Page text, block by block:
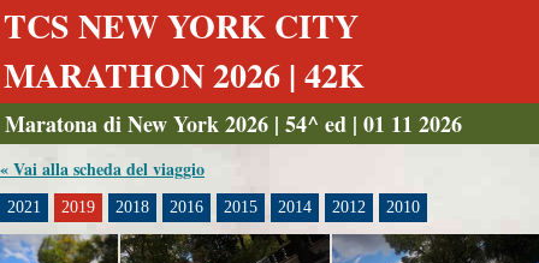
TCS NEW YORK CITY
MARATHON 2026 | 42K
Maratona di New York 2026 | 54^ ed | 01 11 2026
« Vai alla scheda del viaggio
2021 2019 2018 2016 2015 2014 2012 2010